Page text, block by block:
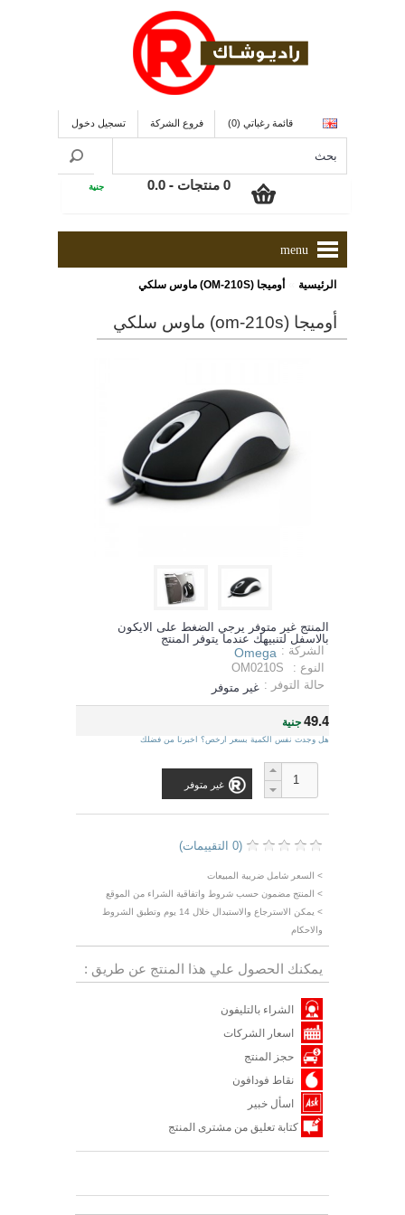
قائمة رغباتي (0) فروع الشركة تسجيل دخول
0 منتجات - 0.0 جنية
menu
الرئيسية » أوميجا (OM-210S) ماوس سلكي
أوميجا (om-210s) ماوس سلكي
المنتج غير متوفر يرجي الضغط على الايكون
بالاسفل لتنبيهك عندما يتوفر المنتج
الشركة : Omega
النوع :
OM0210S
حالة التوفر : غير متوفر
49.4جنية
هل وجدت نفس الكمية بسعر ارخص؟ اخبرنا من فضلك
غير متوفر
(0 التقييمات)
> السعر شامل ضريبة المبيعات
> المنتج مضمون حسب شروط واتفاقية الشراء من الموقع
> يمكن الاسترجاع والاستبدال خلال 14 يوم وتطبق الشروط
والاحكام
يمكنك الحصول علي هذا المنتج عن طريق :
الشراء بالتليفون
اسعار الشركات
حجز المنتج
نقاط فودافون
اسأل خبير
كتابة تعليق من مشترى المنتج